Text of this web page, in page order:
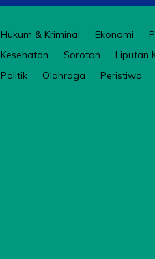
Hukum & Kriminal Ekonomi
Kesehatan
Sorotan
Liputan
Politik
Olahraga Peristiwa